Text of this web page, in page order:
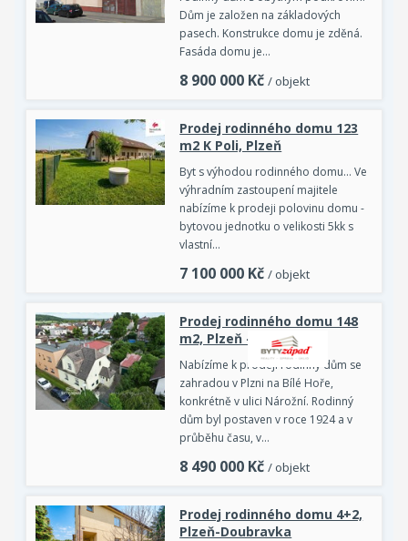
Dům je založen na základových
pasech. Konstrukce domu je zděná.
Fasáda domu je…
8 900 000 Kč / objekt
Prodej rodinného domu 123
m2 K Poli, Plzeň
Byt s výhodou rodinného domu... Ve
výhradním zastoupení majitele
nabízíme k prodeji polovinu domu -
bytovou jednotku o velikosti 5kk s
vlastní…
7 100 000 Kč / objekt
Prodej rodinného domu 148
m2, Plzeň - Bolevec
Nabízíme k prodeji rodinný dům se
zahradou v Plzni na Bílé Hoře,
konkrétně v ulici Nárožní. Rodinný
dům byl postaven v roce 1924 a v
průběhu času, v…
8 490 000 Kč / objekt
Prodej rodinného domu 4+2,
Plzeň-Doubravka